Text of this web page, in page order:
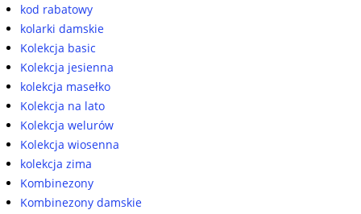
kod rabatowy
kolarki damskie
Kolekcja basic
Kolekcja jesienna
kolekcja masełko
Kolekcja na lato
Kolekcja welurów
Kolekcja wiosenna
kolekcja zima
Kombinezony
Kombinezony damskie